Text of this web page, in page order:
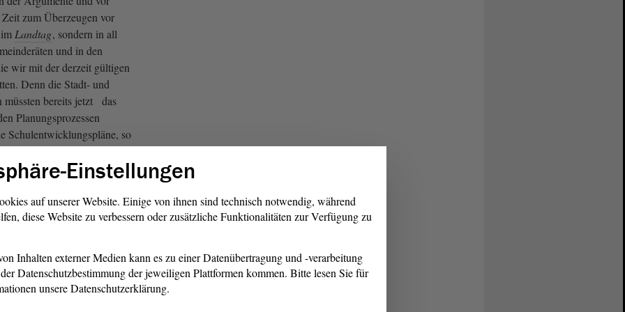
zum Überzeugen vor
Landtag, sondern in all
und in den
wir mit der derzeit gültigen
Denn die Stadt- und
müssten bereits jetzt das
Planungsprozessen
Schulentwicklungspläne, so
Gesetzbestimmt, am 1.
treten sollen.
Moratorium verschafft
Zeit, ein regional
Grundgerüst zu
zur
aus dem Jahr 2022
zu, die wir jetzt
eine Antwort auf die Frage
Einstellungen
auf unserer Website. Einige von ihnen sind technisch notwendig, während
diese Website zu verbessern oder zusätzliche Funktionalitäten zur Verfügung zu
Inhalten externer Medien kann es zu einer Datenübertragung und -verarbeitung
Datenschutzbestimmung der jeweiligen Plattformen kommen. Bitte lesen Sie für
unsere Datenschutzerklärung.